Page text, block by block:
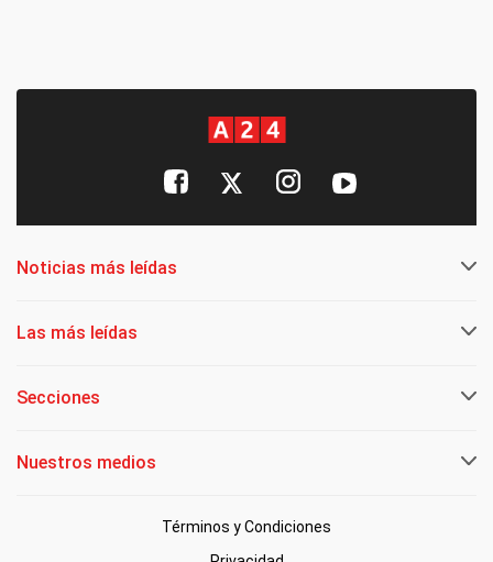
Noticias más leídas
Las más leídas
Secciones
Nuestros medios
Términos y Condiciones